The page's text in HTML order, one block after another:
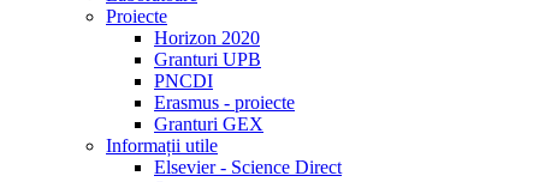
Proiecte
Horizon 2020
Granturi UPB
PNCDI
Erasmus - proiecte
Granturi GEX
Informații utile
Elsevier - Science Direct